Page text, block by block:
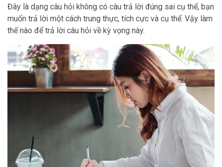
Đây là dạng câu hỏi không có câu trả lời đúng sai cụ thể, bạn
muốn trả lời một cách trung thực, tích cực và cụ thể. Vậy làm
thế nào để trả lời câu hỏi về kỳ vọng này.